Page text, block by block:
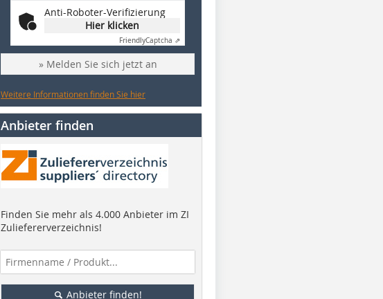
Anti-Roboter-Verifizierung
Hier klicken
FriendlyCaptcha ⇗
» Melden Sie sich jetzt an
Weitere Informationen finden Sie hier
Anbieter finden
Finden Sie mehr als 4.000 Anbieter im ZI
Zuliefererverzeichnis!
Anbieter finden!